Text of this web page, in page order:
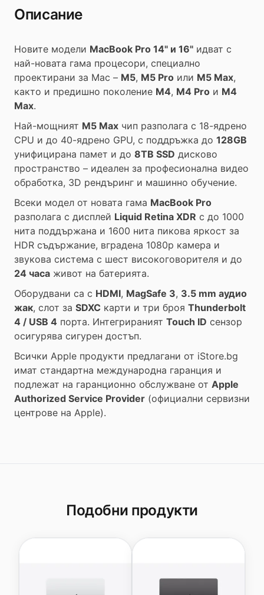
Описание
Новите модели MacBook Pro 14" и 16" идват с
най-новата гама процесори, специално
проектирани за Mac – M5, M5 Pro или M5 Max,
както и предишно поколение M4, M4 Pro и M4
Max.
Най-мощният M5 Max чип разполага с 18-ядрено
CPU и до 40-ядрено GPU, с поддръжка до 128GB
унифицирана памет и до 8TB SSD дисково
пространство – идеален за професионална видео
обработка, 3D рендъринг и машинно обучение.
Всеки модел от новата гама MacBook Pro
разполага с дисплей Liquid Retina XDR с до 1000
нита поддържана и 1600 нита пикова яркост за
HDR съдържание, вградена 1080p камера и
звукова система с шест високоговорителя и до
24 часа живот на батерията.
Оборудвани са с HDMI, MagSafe 3, 3.5 mm аудио
жак, слот за SDXC карти и три броя Thunderbolt
4 / USB 4 порта. Интегрираният Touch ID сензор
осигурява сигурен достъп.
Всички Apple продукти предлагани от iStore.bg
имат стандартна международна гаранция и
подлежат на гаранционно обслужване от Apple
Authorized Service Provider (официални сервизни
центрове на Apple).
Подобни продукти